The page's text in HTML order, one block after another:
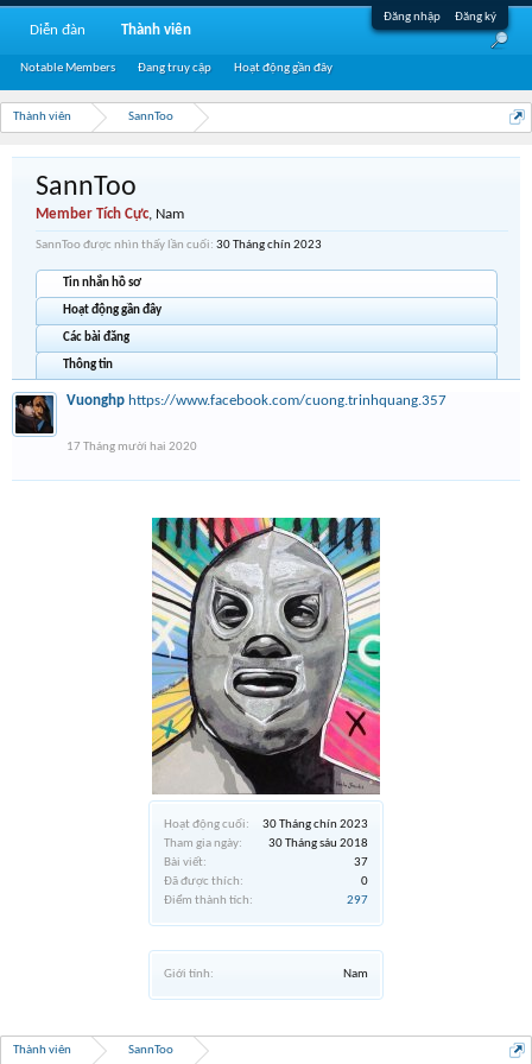
Đăng nhập Đăng ký
Thành viên SannToo
Hoạt động cuối:
30 Tháng chín 2023
Tham gia ngày:
30 Tháng sáu 2018
Bài viết:
37
Đã được thích:
0
Điểm thành tích:
297
Giới tính: Nam
SannToo
Member Tích Cực, Nam
SannToo được nhìn thấy lần cuối: 30 Tháng chín 2023
Tin nhắn hồ sơ
Hoạt động gần đây
Các bài đăng
Thông tin
Vuonghp https://www.facebook.com/cuong.trinhquang.357
17 Tháng mười hai 2020
Thành viên SannToo
Diễn đàn Thành viên
Notable Members Đang truy cập Hoạt động gần đây